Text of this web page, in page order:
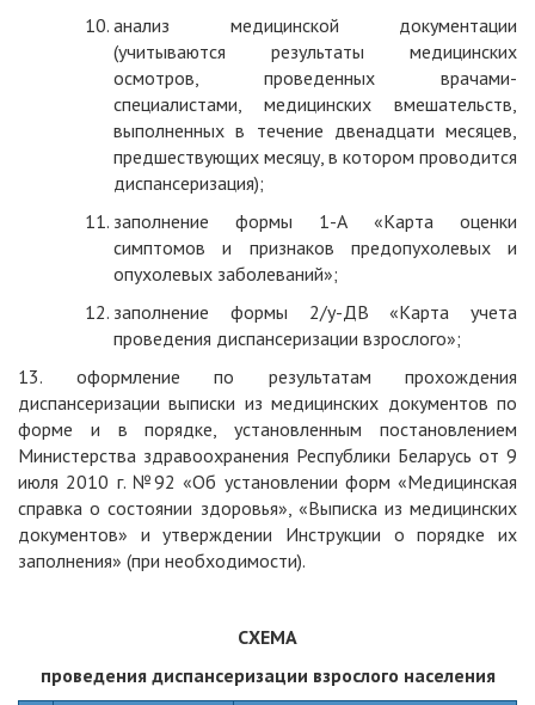
анализ медицинской документации
(учитываются результаты медицинских
осмотров, проведенных врачами-
специалистами, медицинских вмешательств,
выполненных в течение двенадцати месяцев,
предшествующих месяцу, в котором проводится
диспансеризация);
заполнение формы 1-А «Карта оценки
симптомов и признаков предопухолевых и
опухолевых заболеваний»;
заполнение формы 2/у-ДВ «Карта учета
проведения диспансеризации взрослого»;
13. оформление по результатам прохождения
диспансеризации выписки из медицинских документов по
форме и в порядке, установленным постановлением
Министерства здравоохранения Республики Беларусь от 9
июля 2010 г. №92 «Об установлении форм «Медицинская
справка о состоянии здоровья», «Выписка из медицинских
документов» и утверждении Инструкции о порядке их
заполнения» (при необходимости).
СХЕМА
проведения диспансеризации взрослого населения